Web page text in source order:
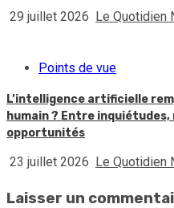
29 juillet 2026 Le Quotidien
Points de vue
L’intelligence artificielle
humain ? Entre
opportunités
23 juillet 2026 Le Quotidien
Laisser un